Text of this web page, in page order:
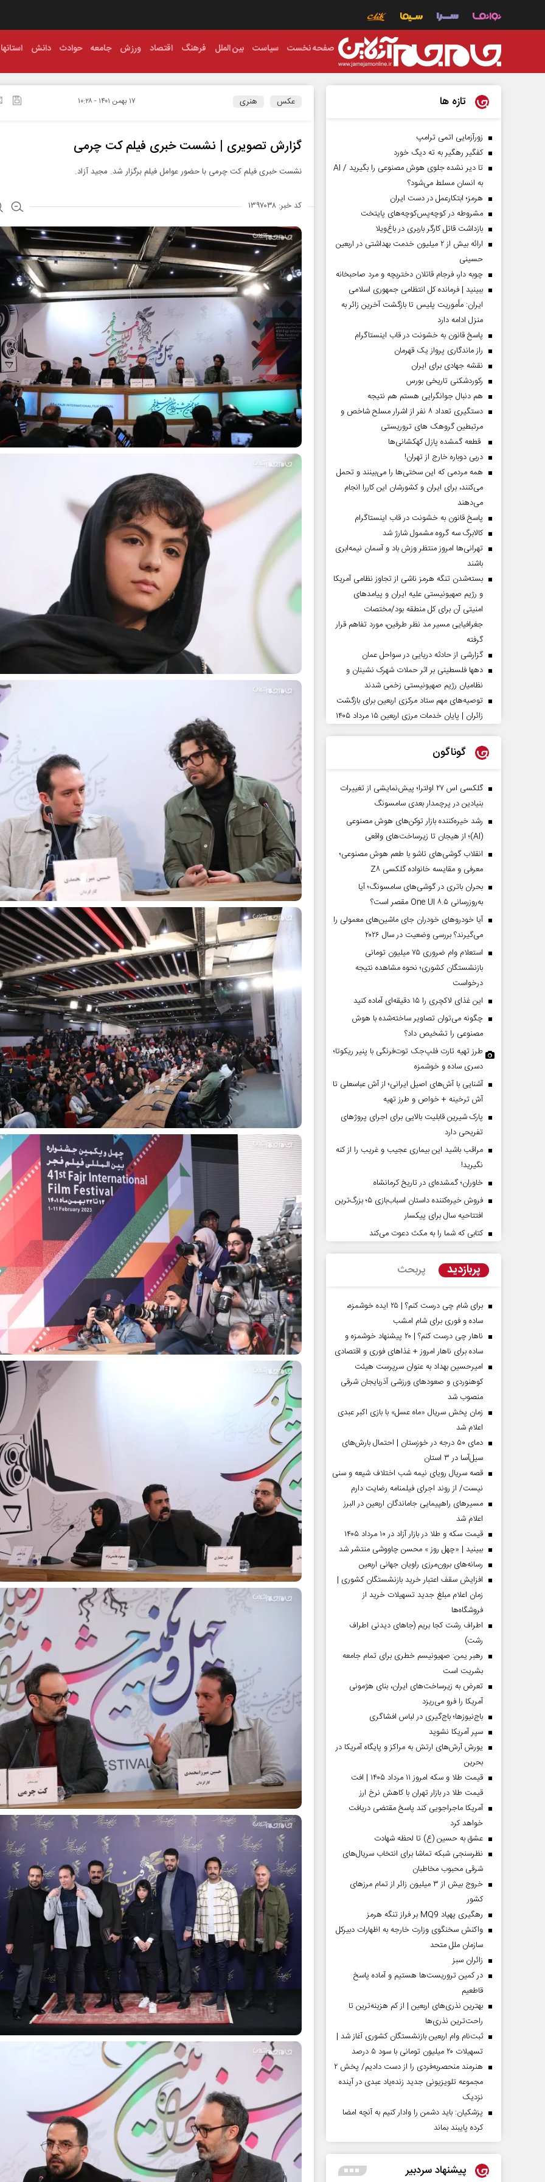
صفحه نخست سیاست بین الملل فرهنگ اقتصاد ورزش جامعه حوادث دانش استانها
عکس هنری ۱۷ بهمن ۱۴۰۱ - ۱۰:۲۸
گزارش تصویری | نشست خبری فیلم کت چرمی
نشست خبری فیلم کت چرمی با حضور عوامل فیلم برگزار شد. مجید آزاد.
کد خبر: ۱۳۹۷۰۳۸
تازه ها
زورآزمایی اتمی ترامپ
کفگیر رهگیر به ته دیگ خورد
تا دیر نشده جلوی هوش مصنوعی را بگیرید / AI
به انسان مسلط می‌شود؟
هرمز؛ ابتکارعمل در دست ایران
مشروطه در کوچه‌پس‌کوچه‌های پایتخت
بازداشت قاتل کارگر باربری در باغ‌ویلا
ارائه بیش از ۲ میلیون خدمت بهداشتی در اربعین
حسینی
چوبه دار، فرجام قاتلان دختربچه و مرد صاحبخانه
ببینید | فرمانده کل انتظامی جمهوری اسلامی
ایران­: مأموریت پلیس تا بازگشت آخرین زائر به
منزل ادامه دارد
پاسخ قانون به خشونت در قاب اینستاگرام
راز ماندگاری پرواز یک قهرمان
نقشه جهادی برای ایران
رکوردشکنی تاریخی بورس
هم دنبال جوانگرایی هستم هم نتیجه
دستگیری تعداد ۸ نفر از اشرار مسلح شاخص و
مرتبطین گروهک های تروریستی
قطعه گمشده پازل کهکشانی‌ها
دربی دوباره خارج از تهران!
همه مردمی که این سختی‌ها را می‌بینند و تحمل
می‌کنند، برای ایران و کشورشان این کاررا انجام
می‌دهند
پاسخ قانون به خشونت در قاب اینستاگرام
کالابرگ سه گروه مشمول شارژ شد
تهرانی‌ها امروز منتظر وزش باد و آسمان نیمه‌ابری
باشند
بسته‌شدن تنگه هرمز ناشی از تجاوز نظامی آمریکا
و رژیم صهیونیستی علیه ایران و پیامد‌های
امنیتی آن برای کل منطقه بود/مختصات
جغرافیایی مسیر مد نظر طرفین، مورد تفاهم قرار
گرفته
گزارشی از حادثه دریایی در سواحل عمان
دهها فلسطینی بر اثر حملات شهرک نشینان و
نظامیان رژیم صهیونیستی زخمی شدند
توصیه‌های مهم ستاد مرکزی اربعین برای بازگشت
زائران | پایان خدمات مرزی اربعین ۱۵ مرداد ۱۴۰۵
گوناگون
گلکسی اس ۲۷ اولترا؛ پیش‌نمایشی از تغییرات
بنیادین در پرچمدار بعدی سامسونگ
رشد خیره‌کننده بازار توکن‌های هوش مصنوعی
(AI)؛ از هیجان تا زیرساخت‌های واقعی
انقلاب گوشی‌های تاشو‌ با طعم هوش مصنوعی؛
معرفی و مقایسه خانواده گلکسی Z۸
بحران باتری در گوشی‌های سامسونگ؛ آیا
به‌روزرسانی One UI ۸.۵ مقصر است؟
آیا خودروهای خودران جای ماشین‌های معمولی را
می‌گیرند؟ بررسی وضعیت در سال ۲۰۲۶
استعلام وام ضروری ۷۵ میلیون تومانی
بازنشستگان کشوری؛ نحوه مشاهده نتیجه
درخواست
این غذای لاکچری را ۱۵ دقیقه‌ای آماده کنید
چگونه می‌توان تصاویر ساخته‌شده با هوش
مصنوعی را تشخیص داد؟
طرز تهیه تارت فلپ‌جک توت‌فرنگی با پنیر ریکوتا؛
دسری ساده و خوشمزه
آشنایی با آش‌های اصیل ایرانی؛ از آش عباسعلی تا
آش ترخینه + خواص و طرز تهیه
پارک شیرین قابلیت‌ بالایی برای اجرای پروژهای
تفریحی دارد
مراقب باشید این بیماری عجیب و غریب را از کنه
نگیرید!
خاوران؛ گمشده‌ای در تاریخ کرمانشاه
فروش خیره‌کننده داستان اسباب‌بازی ۵؛ بزرگ‌ترین
افتتاحیه سال برای پیکسار
کتابی که شما را به مکث دعوت می‌کند
پربازدید پربحث
برای شام چی درست کنم؟ | ۲۵ ایده خوشمزه،
ساده و فوری برای شام امشب
ناهار چی درست کنم؟ | ۲۰ پیشنهاد خوشمزه و
ساده برای ناهار امروز + غذاهای فوری و اقتصادی
امیرحسین بهداد به عنوان سرپرست هیئت
کوهنوردی و صعودهای ورزشی آذربایجان شرقی
منصوب شد
زمان پخش سریال «ماه عسل» با بازی اکبر عبدی
اعلام شد
دمای ۵۰ درجه در خوزستان | احتمال بارش‌های
سیل‌آسا در ۳ استان
قصه سریال رویای نیمه شب اختلاف شیعه و سنی
نیست/ از روند اجرای فیلمنامه رضایت دارم
مسیر‌های راهپیمایی جاماندگان اربعین در البرز
اعلام شد
قیمت سکه و طلا در بازار آزاد در ۱۰ مرداد ۱۴۰۵
ببینید | «چهل روز » محسن چاووشی منتشر شد
رسانه‌های برون‌مرزی راویان جهانی اربعین
افزایش سقف اعتبار خرید بازنشستگان کشوری |
زمان اعلام مبلغ جدید تسهیلات خرید از
فروشگاه‌ها
اطراف رشت کجا بریم (جاهای دیدنی اطراف
رشت)
رهبر یمن: صهیونیسم خطری برای تمام جامعه
بشریت است
تعرض به زیرساخت‌های ایران، بنای هژمونی
آمریکا را فرو می‌ریزد
باج‌نیوزها؛ باج‌گیری در لباس افشاگری
سپر آمریکا نشوید
یورش آرش‌های ارتش به مراکز و پایگاه‌ آمریکا در
بحرین
قیمت طلا و سکه امروز ۱۱ مرداد ۱۴۰۵ | افت
قیمت طلا در بازار تهران با کاهش نرخ ارز
آمریکا ماجراجویی کند پاسخ مقتضی دریافت
خواهد کرد
عشق به حسین (ع) تا لحظه شهادت
نظرسنجی شبکه تماشا برای انتخاب سریال‌های
شرقی محبوب مخاطبان
خروج بیش از ۳ میلیون زائر از تمام مرز‌های
کشور
رهگیری پهپاد MQ9 بر فراز تنگه هرمز
واکنش سخنگوی وزارت خارجه به اظهارات دبیرکل
سازمان ملل متحد
‌زائران سبز
در کمین تروریست‌ها هستیم و آماده پاسخ
قاطعیم
بهترین نذری‌های اربعین | از کم هزینه‌ترین تا
راحت‌ترین نذری‌ها
ثبت‌نام وام اربعین بازنشستگان کشوری آغاز شد |
تسهیلات ۲۰ میلیون تومانی با سود ۵ درصد
هنرمند منحصر‌به‌فردی را از دست دادیم/ پخش ۲
مجموعه تلویزیونی جدید زنده‌یاد عبدی در آینده
نزدیک
پزشکیان: باید دشمن را وادار کنیم به آنچه امضا
کرده پایبند بماند
پیشنهاد سردبیر
کوتاه‏‌مدت و
اربعین نماد مقاومت در برابر
استکبار‌
رحمت‌الله نوروزی - عضو کمیسیون اجتماعی
مجلس
از باتلاق انرژی تا بن‌بست ترامپ
رضا سپهوند - سخنگوی کمیسیون انرژی مجلس
حکایت یک تاریخ
نرگس خانعلی‌زاده -
صفحات نخست روزنامه ها‌ی‌سه‌شنبه ۶ مردادماه
صفحات نخست روزنامه ها‌ی یکشنبه ۴ مردادماه
صفحات نخست روزنامه ها‌ی شنبه ۳ مردادماه